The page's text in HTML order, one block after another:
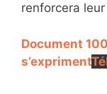
renforcera
Document
s’expriment